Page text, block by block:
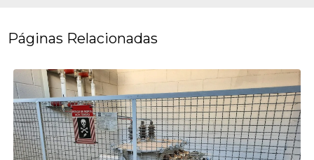
Páginas Relacionadas